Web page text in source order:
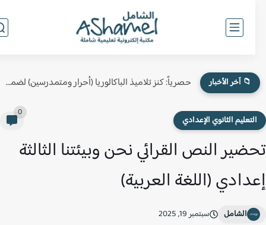
📁 آخر الأخبار حصرياً: كنز تلاميذ الباكالوريا (أحرار ومتمدرسين) لضمان النقطة الكاملة في...
الثانوي الإعدادي
النص القرائي نحن وبيئتنا الثالثة
(اللغة العربية)
الشامل سبتمبر 19, 2025